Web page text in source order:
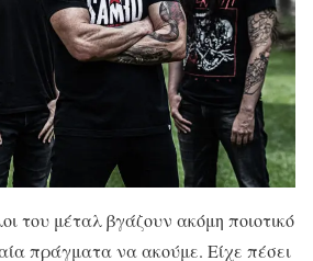
του μέταλ βγάζουν ακόμη ποιοτικό
πράγματα να ακούμε. Είχε πέσει